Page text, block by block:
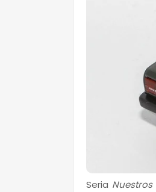
Seria Nuestros